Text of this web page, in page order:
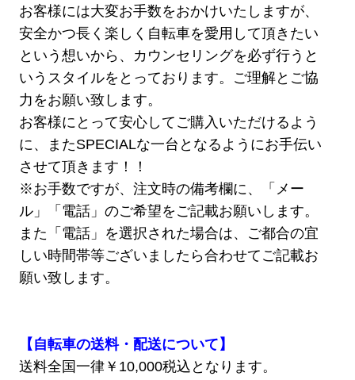
お客様には大変お手数をおかけいたしますが、
安全かつ長く楽しく自転車を愛用して頂きたい
という想いから、カウンセリングを必ず行うと
いうスタイルをとっております。ご理解とご協
力をお願い致します。
お客様にとって安心してご購入いただけるよう
に、またSPECIALな一台となるようにお手伝い
させて頂きます！！
※お手数ですが、注文時の備考欄に、「メー
ル」「電話」のご希望をご記載お願いします。
また「電話」を選択された場合は、ご都合の宜
しい時間帯等ございましたら合わせてご記載お
願い致します。
【自転車の送料・配送について】
送料全国一律￥10,000税込となります。